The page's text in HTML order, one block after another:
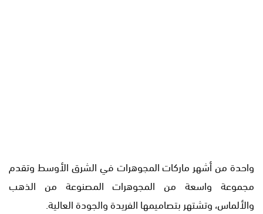
واحدة من أشهر ماركات المجوهرات في الشرق الأوسط وتقدم
مجموعة واسعة من المجوهرات المصنوعة من الذهب
والألماس، وتشتهر بتصاميمها الفريدة والجودة العالية.